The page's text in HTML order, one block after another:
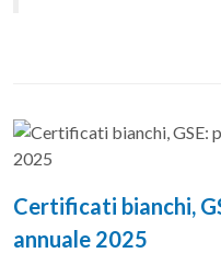
Certificati bianchi,
annuale 2025